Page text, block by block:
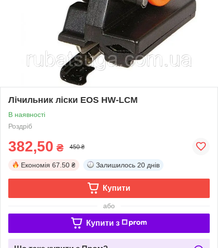
Лічильник ліски EOS HW-LCM
В наявності
Роздріб
382,50 ₴ 450 ₴
Економія 67.50 ₴ Залишилось 20 днів
Купити
або
Купити з